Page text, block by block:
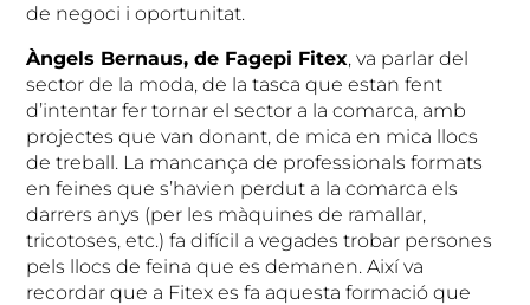
de negoci i oportunitat.
Àngels Bernaus, de Fagepi Fitex, va parlar del
sector de la moda, de la tasca que estan fent
d’intentar fer tornar el sector a la comarca, amb
projectes que van donant, de mica en mica llocs
de treball. La mancança de professionals formats
en feines que s’havien perdut a la comarca els
darrers anys (per les màquines de ramallar,
tricotoses, etc.) fa difícil a vegades trobar persones
pels llocs de feina que es demanen. Així va
recordar que a Fitex es fa aquesta formació que